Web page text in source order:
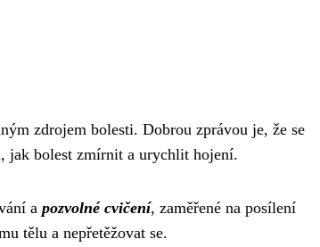
zdrojem bolesti. Dobrou zprávou je, že se
jak bolest zmírnit a urychlit hojení.
a pozvolné cvičení, zaměřené na posílení
tělu a nepřetěžovat se.